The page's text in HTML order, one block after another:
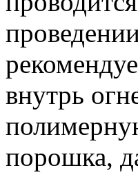
внутрь
порошка,